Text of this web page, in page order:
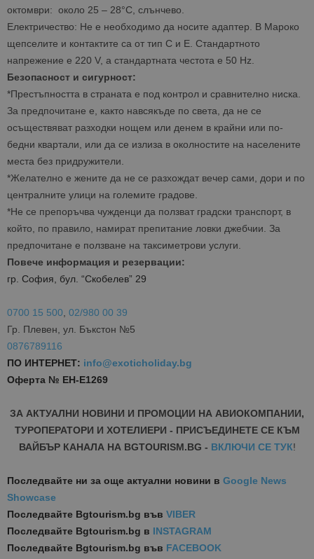
октомври: около 25 – 28°C, слънчево.
Електричество: Не е необходимо да носите адаптер. В Мароко
щепселите и контактите са от тип C и E. Стандартното
напрежение е 220 V, а стандартната честота е 50 Hz.
Безопасност и сигурност:
*Престъпността в страната е под контрол и сравнително ниска.
За предпочитане е, както навсякъде по света, да не се
осъществяват разходки нощем или денем в крайни или по-
бедни квартали, или да се излиза в околностите на населените
места без придружители.
*Желателно е жените да не се разхождат вечер сами, дори и по
централните улици на големите градове.
*Не се препоръчва чужденци да ползват градски транспорт, в
който, по правило, намират препитание ловки джебчии. За
предпочитане е ползване на таксиметрови услуги.
Повече информация и резервации:
гр. София, бул. “Скобелев” 29
0700 15 500, 02/980 00 39
Гр. Плевен, ул. Бъкстон №5
0876789116
ПО ИНТЕРНЕТ: info@exoticholiday.bg
Оферта № EH-E1269
ЗА АКТУАЛНИ НОВИНИ И ПРОМОЦИИ НА АВИОКОМПАНИИ,
ТУРОПЕРАТОРИ И ХОТЕЛИЕРИ - ПРИСЪЕДИНЕТЕ СЕ КЪМ
ВАЙБЪР КАНАЛА НА BGTOURISM.BG - ВКЛЮЧИ СЕ ТУК!
Последвайте ни за още актуални новини в Google News
Showcase
Последвайте Bgtourism.bg във VIBER
Последвайте Bgtourism.bg в INSTAGRAM
Последвайте Bgtourism.bg във FACEBOOK